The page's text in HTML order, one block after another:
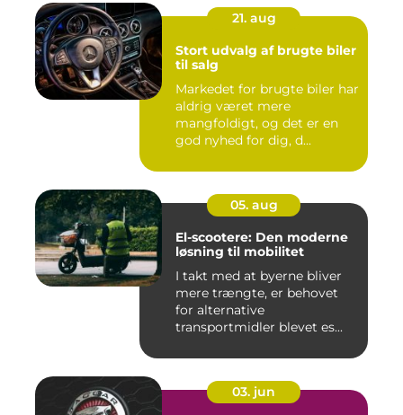
21. aug
Stort udvalg af brugte biler
til salg
Markedet for brugte biler har
aldrig været mere
mangfoldigt, og det er en
god nyhed for dig, d...
05. aug
El-scootere: Den moderne
løsning til mobilitet
I takt med at byerne bliver
mere trængte, er behovet
for alternative
transportmidler blevet es...
03. jun